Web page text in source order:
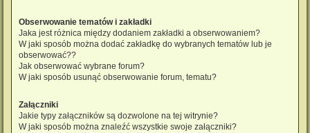
Obserwowanie tematów i zakładki
Jaka jest różnica między dodaniem zakładki a obserwowaniem?
W jaki sposób można dodać zakładkę do wybranych tematów lub je
obserwować??
Jak obserwować wybrane forum?
W jaki sposób usunąć obserwowanie forum, tematu?
Załączniki
Jakie typy załączników są dozwolone na tej witrynie?
W jaki sposób można znaleźć wszystkie swoje załączniki?